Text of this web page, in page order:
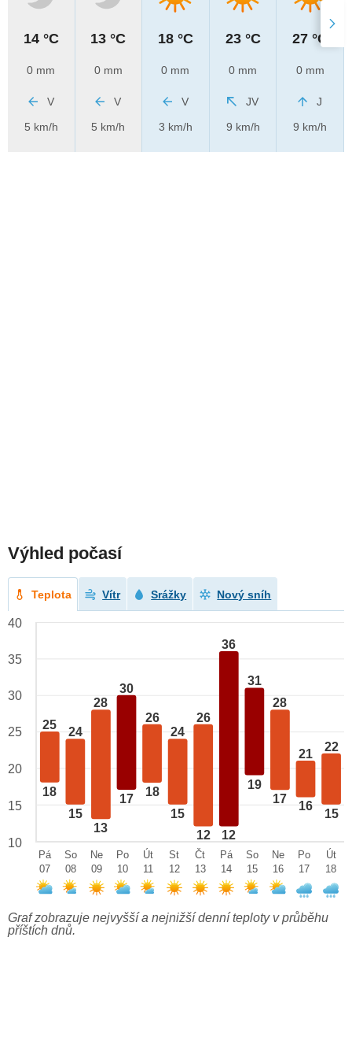
14 °C
0 mm
V
5 km/h
13 °C
0 mm
V
5 km/h
18 °C
0 mm
V
3 km/h
23 °C
0 mm
JV
9 km/h
27 °C
0 mm
J
9 km/h
Výhled počasí
Teplota Vítr Srážky Nový sníh
25
18
24
15
28
13
30
17
26
18
24
15
26
12
36
12
31
19
28
17
21
16
22
15
40
35
30
25
20
15
10
Pá
07
So
08
Ne
09
Po
10
Út
11
St
12
Čt
13
Pá
14
So
15
Ne
16
Po
17
Út
18
Graf zobrazuje nejvyšší a nejnižší denní teploty v průběhu
příštích dnů.